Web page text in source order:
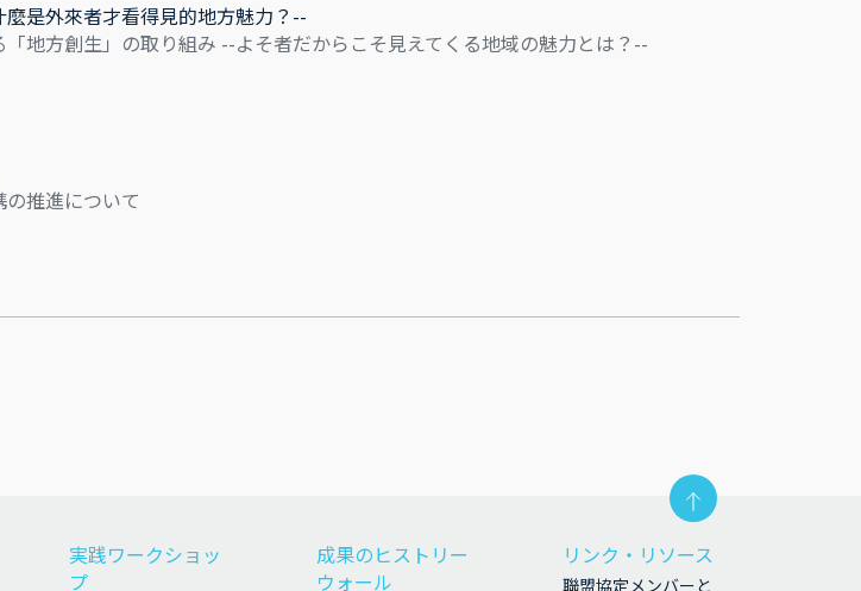
是外來者才看得見的地方魅力？--
地方創生」の取り組み --よそ者だからこそ見えてくる地域の魅力とは？--
推進について
実践ワークショッ
プ
成果のヒストリー
ウォール
リンク・リソース
聯盟協定メンバーと